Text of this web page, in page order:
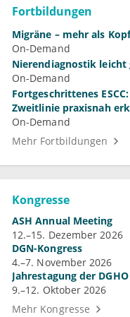
Fortbildungen
Migräne – mehr als
On-Demand
Nierendiagnostik leicht
On-Demand
Fortgeschrittenes
Zweitlinie praxisnah
On-Demand
Mehr Fortbildungen
Kongresse
ASH Annual Meeting
12.–15. Dezember 2026
DGN-Kongress
4.–7. November 2026
Jahrestagung der DGHO
9.–12. Oktober 2026
Mehr Kongresse